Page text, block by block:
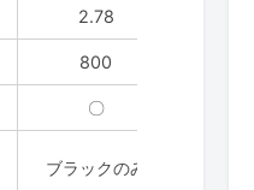
2.78
800
〇
ブラックのみ